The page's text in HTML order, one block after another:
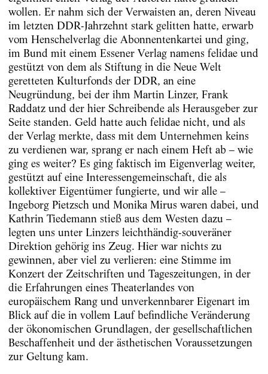
wollen. Er nahm sich der Verwaisten an, deren Niveau
im letzten DDR-Jahrzehnt stark gelitten hatte, erwarb
vom Henschelverlag die Abon­nentenkartei und ging,
im Bund mit einem Essener Verlag ­namens felidae und
gestützt von dem als Stiftung in die Neue Welt
geretteten Kulturfonds der DDR, an eine
Neugründung, bei der ihm Martin Linzer, Frank
Raddatz und der hier Schreibende als Herausgeber zur
Seite standen. Geld hatte auch felidae nicht, und als
der Verlag merkte, dass mit dem Unternehmen keins
zu verdienen war, sprang er nach einem Heft ab – wie
ging es weiter? Es ging faktisch im Eigenverlag weiter,
gestützt auf eine Interessengemeinschaft, die als
kollektiver Eigentümer fungierte, und wir alle –
Ingeborg Pietzsch und Monika Mirus waren dabei, und
Kathrin Tiedemann stieß aus dem Westen dazu –
legten uns unter Linzers leichthändig-souveräner
Direktion gehörig ins Zeug. Hier war nichts zu
gewinnen, aber viel zu verlieren: eine Stimme im
Konzert der Zeitschriften und Tageszeitungen, in der
die Erfahrungen eines Theaterlandes von
europäischem Rang und unverkennbarer Eigenart im
Blick auf die in vollem Lauf befindliche Veränderung
der ökonomischen Grundlagen, der gesellschaftlichen
Beschaffenheit und der ästhetischen Voraussetzungen
zur Geltung kam.